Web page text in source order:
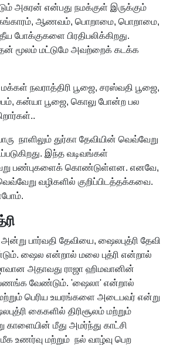
அசுரன் என்பது நமக்குள் இருக்கும்
ஆணவம், பொறாமை, பொறாமை,
போக்குகளை பிரதிபலிக்கிறது.
மூலம் மட்டுமே அவற்றைக் கடக்க
​​மக்கள் நவராத்திரி பூஜை, சரஸ்வதி பூஜை,
கன்யா பூஜை, கொலு போன்ற பல
நாளிலும் துர்கா தேவியின் வெவ்வேறு
இந்த வடிவங்கள்
பண்புகளைக் கொண்டுள்ளன. எனவே,
வழிகளில் குறிப்பிடத்தக்கவை.
அன்று பார்வதி தேவியை, ஷைலபுத்ரி தேவி
ஷைல என்றால் மலை புத்ரி என்றால்
அதாவது ராஜா ஹிமவானின்
வேண்டும். 'ஷைலா' என்றால்
பெரிய உயரங்களை அடைபவர் என்று
கைகளில் திரிசூலம் மற்றும்
காளையின் மீது அமர்ந்து காட்சி
உணர்வு மற்றும் நல் வாழ்வு பெற